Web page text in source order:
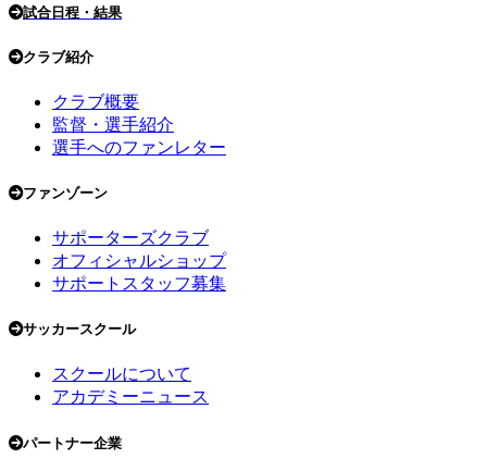
試合日程・結果
クラブ紹介
クラブ概要
監督・選手紹介
選手へのファンレター
ファンゾーン
サポーターズクラブ
オフィシャルショップ
サポートスタッフ募集
サッカースクール
スクールについて
アカデミーニュース
パートナー企業